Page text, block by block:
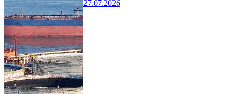
27.07.2026